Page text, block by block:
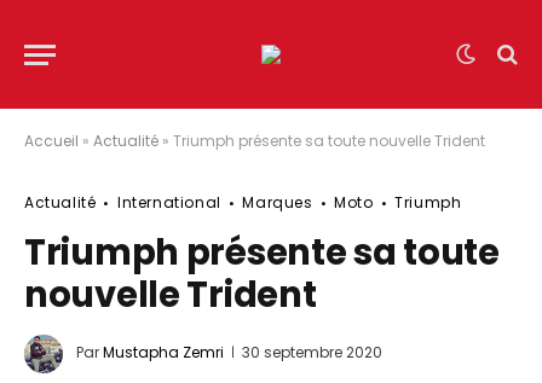
Accueil » Actualité » Triumph présente sa toute nouvelle Trident
Actualité International Marques Moto Triumph
Triumph présente sa toute
nouvelle Trident
ParMustapha Zemri 30 septembre 2020